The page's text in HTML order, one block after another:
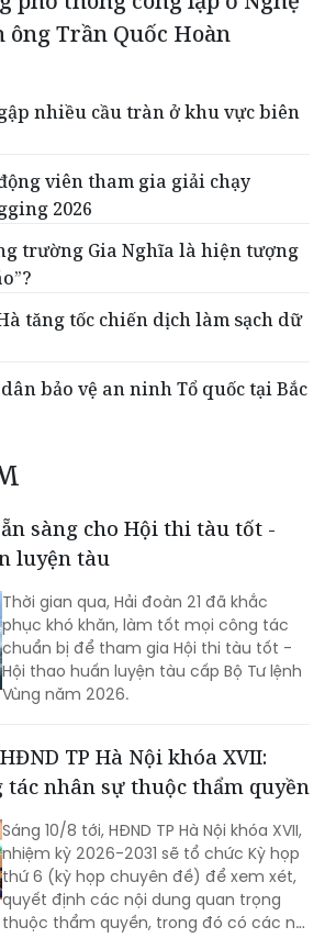
ông Trần Quốc Hoàn
nhiều cầu tràn ở khu vực biên
viên tham gia giải chạy
2026
trường Gia Nghĩa là hiện tượng
tăng tốc chiến dịch làm sạch dữ
bảo vệ an ninh Tổ quốc tại Bắc
sàng cho Hội thi tàu tốt -
luyện tàu
Thời gian qua, Hải đoàn 21 đã khắc
phục khó khăn, làm tốt mọi công tác
chuẩn bị để tham gia Hội thi tàu tốt -
Hội thao huấn luyện tàu cấp Bộ Tư lệnh
Vùng năm 2026.
TP Hà Nội khóa XVII:
tác nhân sự thuộc thẩm quyền
Sáng 10/8 tới, HĐND TP Hà Nội khóa XVII,
nhiệm kỳ 2026-2031 sẽ tổ chức Kỳ họp
thứ 6 (kỳ họp chuyên đề) để xem xét,
quyết định các nội dung quan trọng
thuộc thẩm quyền, trong đó có các nội